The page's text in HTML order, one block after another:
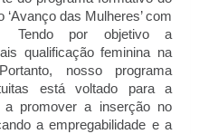
das Mulheres’ com
Tendo por objetivo a
qualificação feminina na
nosso programa
está voltado para a
a promover a inserção no
a empregabilidade e a